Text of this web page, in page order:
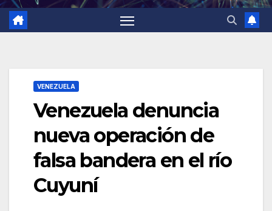
VENEZUELA
Venezuela denuncia
nueva operación de
falsa bandera en el río
Cuyuní